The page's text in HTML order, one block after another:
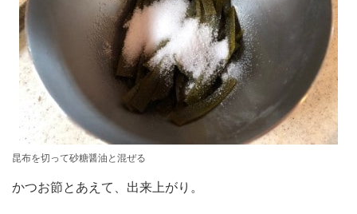
昆布を切って砂糖醤油と混ぜる
かつお節とあえて、出来上がり。